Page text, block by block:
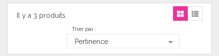
Il y a 3 produits.
Trier par :
Pertinence 